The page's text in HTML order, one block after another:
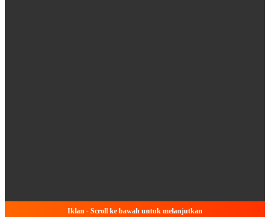
Iklan - Scroll ke bawah untuk melanjutkan